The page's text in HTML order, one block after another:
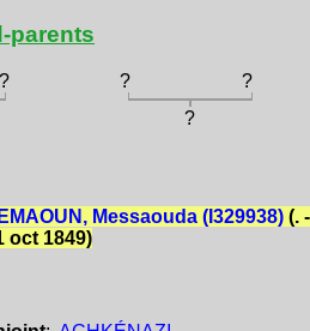
parents
? ?
?
?
Messaouda (I329938)(. -
oct 1849)